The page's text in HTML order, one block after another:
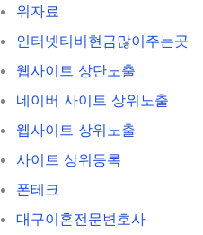
위자료
인터넷티비현금많이주는곳
웹사이트 상단노출
네이버 사이트 상위노출
웹사이트 상위노출
사이트 상위등록
폰테크
대구이혼전문변호사